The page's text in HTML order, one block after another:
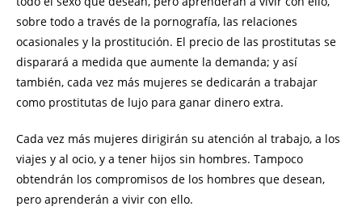
sobre todo a través de la pornografía, las relaciones
ocasionales y la prostitución. El precio de las prostitutas se
disparará a medida que aumente la demanda; y así
también, cada vez más mujeres se dedicarán a trabajar
como prostitutas de lujo para ganar dinero extra.
Cada vez más mujeres dirigirán su atención al trabajo, a los
viajes y al ocio, y a tener hijos sin hombres. Tampoco
obtendrán los compromisos de los hombres que desean,
pero aprenderán a vivir con ello.